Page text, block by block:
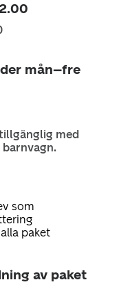
mån–fre
med
som
paket
av paket